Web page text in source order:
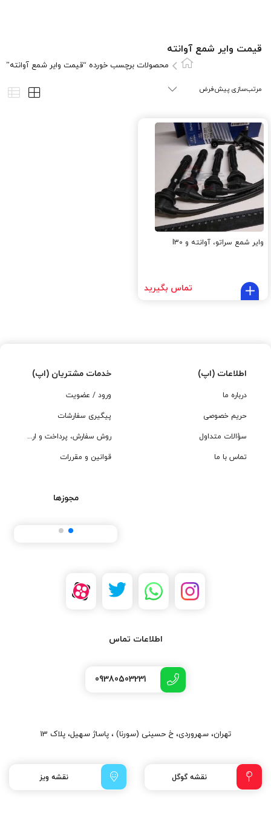
قیمت وایر شمع آوانته
محصولات برچسب خورده “قیمت وایر شمع آوانته”
وایر شمع سراتو، آوانته و I30
تماس بگیرید
اطلاعات (اپ)
درباره ما
حریم خصوصی
سؤالات متداول
تماس با ما
خدمات مشتریان (اپ)
ورود / عضویت
پیگیری سفارشات
روش سفارش، پرداخت و ارسال
قوانین و مقررات
مجوزها
اطلاعات تماس
09380503231
تهران، سهروردی، خ حسینی (سورنا) ، پاساژ سهیل، پلاک 13
نقشه گوگل نقشه ویز